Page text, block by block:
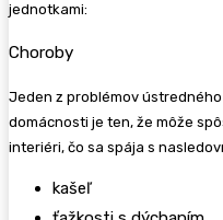
jednotkami:
Choroby
Jeden z problémov
domácnosti je ten, že môže
interiéri, čo sa spája s
kašeľ